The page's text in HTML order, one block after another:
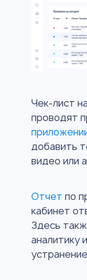
Чек-лист
проводят
добавить
видео или
Отчет по
кабинет
Здесь
аналитику